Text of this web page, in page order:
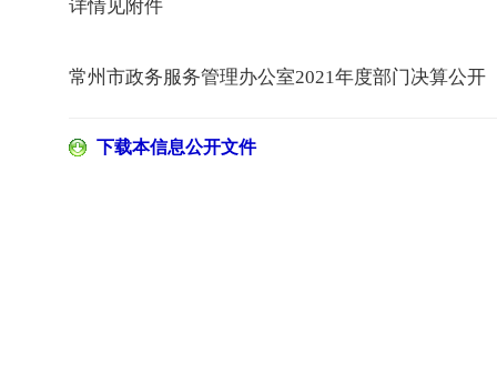
详情见附件
常州市政务服务管理办公室2021年度部门决算公开
下载本信息公开文件